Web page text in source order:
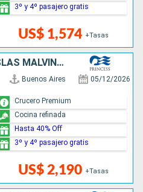
US$ 1,574 +Tasas
3º y 4º pasajero gratis
ARGENTINA, URUGUAY, ISLAS MALVINAS, CHILE
Buenos Aires 05/12/2026
US$ 2,190 +Tasas
Crucero Premium
Cocina refinada
Hasta 40% Off
3º y 4º pasajero gratis